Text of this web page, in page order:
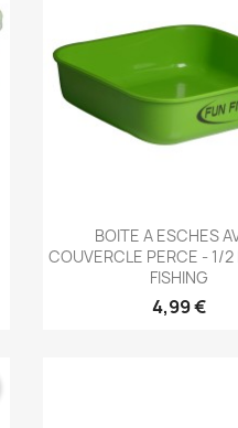
Aperçu
BOITE A ESCHES
COUVERCLE PERCE - 1/2
FISHING
4,99 €